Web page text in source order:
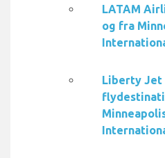
LATAM
og fra
Liberty Jet